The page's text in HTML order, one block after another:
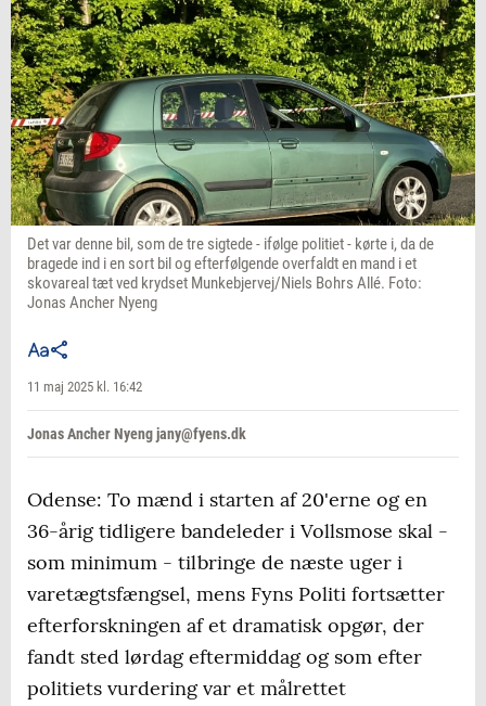
Det var denne bil, som de tre sigtede - ifølge politiet - kørte i, da de
bragede ind i en sort bil og efterfølgende overfaldt en mand i et
skovareal tæt ved krydset Munkebjervej/Niels Bohrs Allé. Foto:
Jonas Ancher Nyeng
11 maj 2025 kl. 16:42
Jonas Ancher Nyeng jany@fyens.dk
Odense: To mænd i starten af 20'erne og en
36-årig tidligere bandeleder i Vollsmose skal -
som minimum - tilbringe de næste uger i
varetægtsfængsel, mens Fyns Politi fortsætter
efterforskningen af et dramatisk opgør, der
fandt sted lørdag eftermiddag og som efter
politiets vurdering var et målrettet